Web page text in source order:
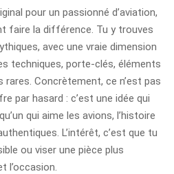
pour un passionné d’aviation,
faire la différence. Tu y trouves
avec une vraie dimension
techniques, porte-clés, éléments
Concrètement, ce n’est pas
par hasard : c’est une idée qui
qui aime les avions, l’histoire
L’intérêt, c’est que tu
ou viser une pièce plus
l’occasion.